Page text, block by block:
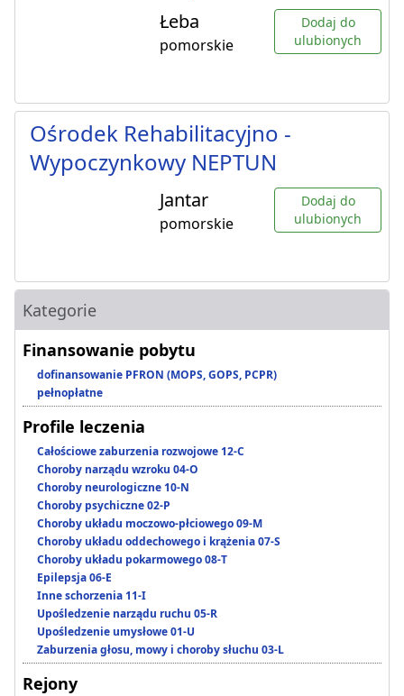
Łeba
pomorskie
Dodaj do
ulubionych
Ośrodek Rehabilitacyjno -
Wypoczynkowy NEPTUN
Jantar
pomorskie
Dodaj do
ulubionych
Kategorie
Finansowanie pobytu
dofinansowanie PFRON (MOPS, GOPS, PCPR)
pełnopłatne
Profile leczenia
Całościowe zaburzenia rozwojowe 12-C
Choroby narządu wzroku 04-O
Choroby neurologiczne 10-N
Choroby psychiczne 02-P
Choroby układu moczowo-płciowego 09-M
Choroby układu oddechowego i krążenia 07-S
Choroby układu pokarmowego 08-T
Epilepsja 06-E
Inne schorzenia 11-I
Upośledzenie narządu ruchu 05-R
Upośledzenie umysłowe 01-U
Zaburzenia głosu, mowy i choroby słuchu 03-L
Rejony